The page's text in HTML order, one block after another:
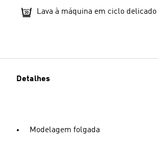
Lava à máquina em ciclo delicado
Detalhes
Modelagem folgada